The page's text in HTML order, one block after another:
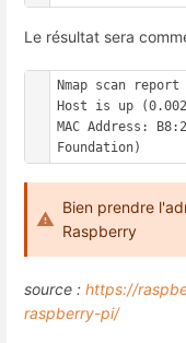
Le résultat sera
Nmap scan
Host is up
MAC Address:
Foundation)
Bien prendre
Raspberry
source : https://
raspberry-pi/